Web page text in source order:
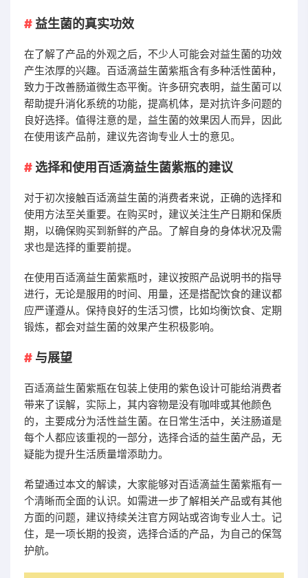
益生菌的真实功效
在了解了产品的外观之后，不少人可能会对益生菌的功效
产生浓厚的兴趣。百适滴益生菌紫瓶含有多种活性菌种，
致力于改善肠道微生态平衡。许多研究表明，益生菌可以
帮助提升消化系统的功能，提高机体，是对抗许多问题的
良好选择。值得注意的是，益生菌的效果因人而异，因此
在使用该产品前，建议先咨询专业人士的意见。
选择和使用百适滴益生菌紫瓶的建议
对于初次接触百适滴益生菌的消费者来说，正确的选择和
使用方法至关重要。在购买时，建议关注生产日期和保质
期，以确保购买到新鲜的产品。了解自身的身体状况及需
求也是选择的重要前提。
在使用百适滴益生菌紫瓶时，建议按照产品说明书的指导
进行，无论是服用的时间、用量，还是搭配饮食的建议都
应严谨遵从。保持良好的生活习惯，比如均衡饮食、定期
锻炼，都会对益生菌的效果产生积极影响。
与展望
百适滴益生菌紫瓶在包装上使用的紫色设计可能给消费者
带来了误解，实际上，其内容物是没有咖啡或其他颜色
的，主要成分为活性益生菌。在日常生活中，关注肠道是
每个人都应该重视的一部分，选择合适的益生菌产品，无
疑能为提升生活质量增添助力。
希望通过本文的解读，大家能够对百适滴益生菌紫瓶有一
个清晰而全面的认识。如需进一步了解相关产品或有其他
方面的问题，建议持续关注官方网站或咨询专业人士。记
住，是一项长期的投资，选择合适的产品，为自己的保驾
护航。